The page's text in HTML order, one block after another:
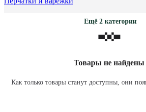
Ещё 2 категории
Товары не найдены
Как только товары станут доступны, они